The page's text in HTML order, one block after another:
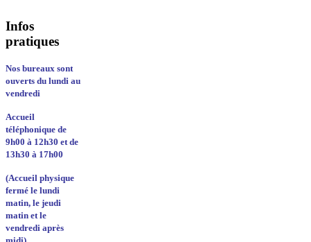
Infos
pratiques
Nos bureaux sont
ouverts du lundi au
vendredi
Accueil
téléphonique de
9h00 à 12h30 et de
13h30 à 17h00
(Accueil physique
fermé le lundi
matin, le jeudi
matin et le
vendredi après